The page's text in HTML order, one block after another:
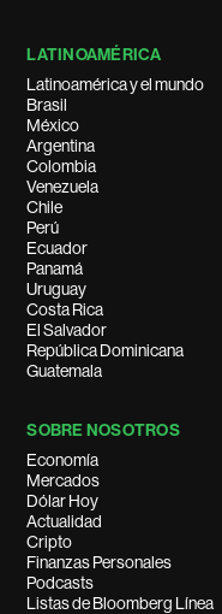
LATINOAMÉRICA
Latinoamérica y el mundo
Brasil
México
Argentina
Colombia
Venezuela
Chile
Perú
Ecuador
Panamá
Uruguay
Costa Rica
El Salvador
República Dominicana
Guatemala
SOBRE NOSOTROS
Economía
Mercados
Dólar Hoy
Actualidad
Cripto
Finanzas Personales
Podcasts
Listas de Bloomberg Línea